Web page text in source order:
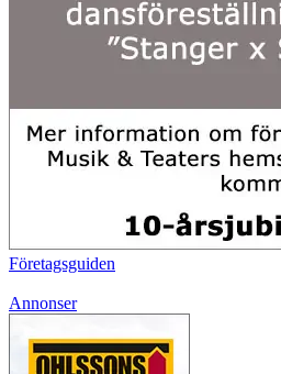
Företagsguiden
Annonser